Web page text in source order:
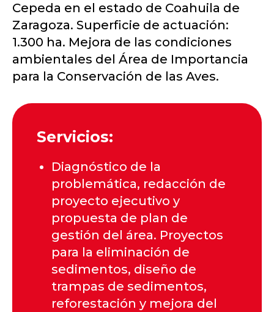
Cepeda en el estado de Coahuila de
Zaragoza. Superficie de actuación:
1.300 ha. Mejora de las condiciones
ambientales del Área de Importancia
para la Conservación de las Aves.
Servicios:
Diagnóstico de la
problemática, redacción de
proyecto ejecutivo y
propuesta de plan de
gestión del área. Proyectos
para la eliminación de
sedimentos, diseño de
trampas de sedimentos,
reforestación y mejora del